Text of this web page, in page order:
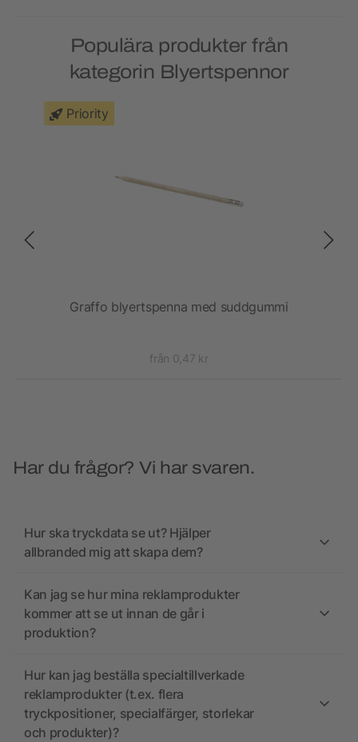
Populära produkter från
kategorin Blyertspennor
Priority
Graffo blyertspenna med suddgummi
från 0,47 kr
Har du frågor? Vi har svaren.
Hur ska tryckdata se ut? Hjälper
allbranded mig att skapa dem?
Kan jag se hur mina reklamprodukter
kommer att se ut innan de går i
produktion?
Hur kan jag beställa specialtillverkade
reklamprodukter (t.ex. flera
tryckpositioner, specialfärger, storlekar
och produkter)?